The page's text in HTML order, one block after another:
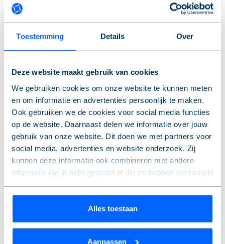
Toestemming Details Over
Deze website maakt gebruik van cookies
We gebruiken cookies om onze website te kunnen meten
en om informatie en advertenties persoonlijk te maken.
Ook gebruiken we de cookies voor social media functies
op de website. Daarnaast delen we informatie over jouw
gebruik van onze website. Dit doen we met partners voor
social media, advertenties en website onderzoek. Zij
kunnen deze informatie ook combineren met andere
informatie die je hebt gedeeld of die ze hebben verzameld
Wil je je keuze aanpassen of je toestemming intrekken?
Dat kan op elk moment via de link ‘cookieverklaring’
Alles toestaan
Aanpassen
'… we open staan voor vernieuwing. Continu kijken we
hoe we systemen efficiënter en toekomstbestendig
kunnen inrichten.'